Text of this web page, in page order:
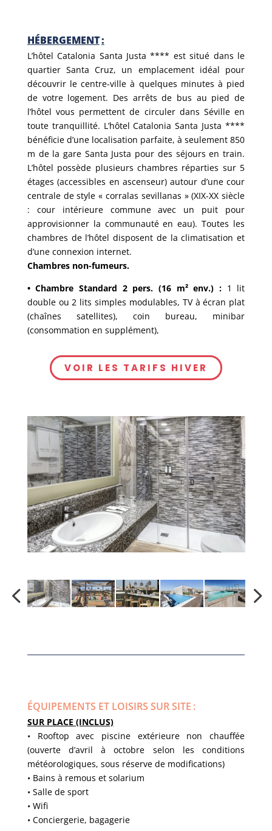
HÉBERGEMENT:
L’hôtel Catalonia Santa Justa **** est situé dans le
quartier Santa Cruz, un emplacement idéal pour
découvrir le centre-ville à quelques minutes à pied
de votre logement. Des arrêts de bus au pied de
l’hôtel vous permettent de circuler dans Séville en
toute tranquillité. L’hôtel Catalonia Santa Justa ****
bénéficie d’une localisation parfaite, à seulement 850
m de la gare Santa Justa pour des séjours en train.
L’hôtel possède plusieurs chambres réparties sur 5
étages (accessibles en ascenseur) autour d’une cour
centrale de style « corralas sevillanas » (XIX-XX siècle
: cour intérieure commune avec un puit pour
approvisionner la communauté en eau). Toutes les
chambres de l’hôtel disposent de la climatisation et
d’une connexion internet.
Chambres non-fumeurs.
• Chambre Standard 2 pers. (16 m² env.) :1 lit
double ou 2 lits simples modulables, TV à écran plat
(chaînes satellites), coin bureau, minibar
(consommation en supplément),
VOIR LES TARIFS HIVER
ÉQUIPEMENTS ET LOISIRS SUR SITE :
SUR PLACE (INCLUS)
• Rooftop avec piscine extérieure non chauffée
(ouverte d’avril à octobre selon les conditions
météorologiques, sous réserve de modifications)
• Bains à remous et solarium
• Salle de sport
• Wifi
• Conciergerie, bagagerie